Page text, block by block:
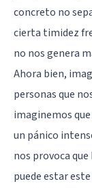
concreto no
cierta timidez
no nos genera
Ahora bien,
personas que
imaginemos
un pánico
nos provoca
puede estar